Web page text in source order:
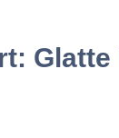
Glatte